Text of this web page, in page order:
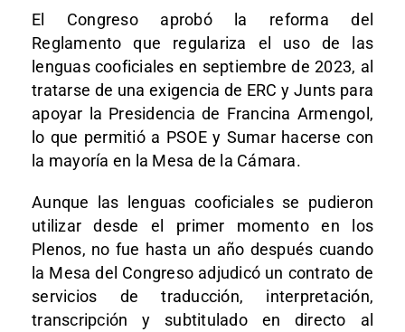
El Congreso aprobó la reforma del
Reglamento que regulariza el uso de las
lenguas cooficiales en septiembre de 2023, al
tratarse de una exigencia de ERC y Junts para
apoyar la Presidencia de Francina Armengol,
lo que permitió a PSOE y Sumar hacerse con
la mayoría en la Mesa de la Cámara.
Aunque las lenguas cooficiales se pudieron
utilizar desde el primer momento en los
Plenos, no fue hasta un año después cuando
la Mesa del Congreso adjudicó un contrato de
servicios de traducción, interpretación,
transcripción y subtitulado en directo al